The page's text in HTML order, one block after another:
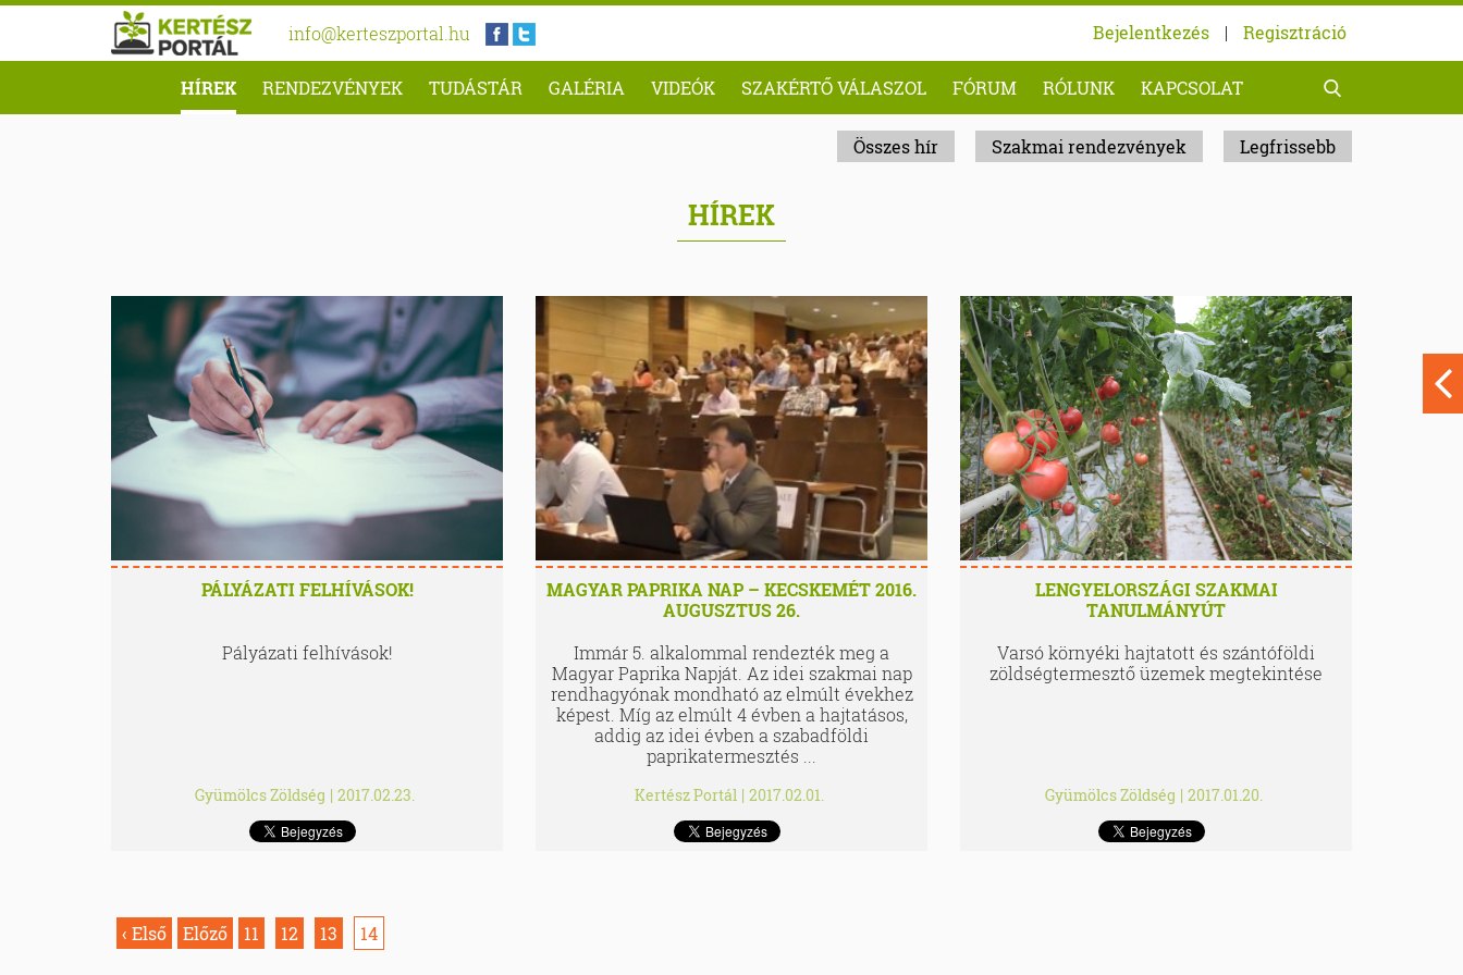
info@kerteszportal.hu Bejelentkezés | Regisztráció
HÍREK RENDEZVÉNYEK TUDÁSTÁR GALÉRIA VIDEÓK SZAKÉRTŐ VÁLASZOL FÓRUM RÓLUNK KAPCSOLAT
Összes hír Szakmai rendezvények Legfrissebb
HÍREK
PÁLYÁZATI FELHÍVÁSOK!
Pályázati felhívások!
Gyümölcs Zöldség | 2017.02.23.
MAGYAR PAPRIKA NAP – KECSKEMÉT 2016.
AUGUSZTUS 26.
Immár 5. alkalommal rendezték meg a
Magyar Paprika Napját. Az idei szakmai nap
rendhagyónak mondható az elmúlt évekhez
képest. Míg az elmúlt 4 évben a hajtatásos,
addig az idei évben a szabadföldi
paprikatermesztés ...
Kertész Portál | 2017.02.01.
LENGYELORSZÁGI SZAKMAI
TANULMÁNYÚT
Varsó környéki hajtatott és szántóföldi
zöldségtermesztő üzemek megtekintése
Gyümölcs Zöldség | 2017.01.20.
‹ Első Előző 11 12 13 14